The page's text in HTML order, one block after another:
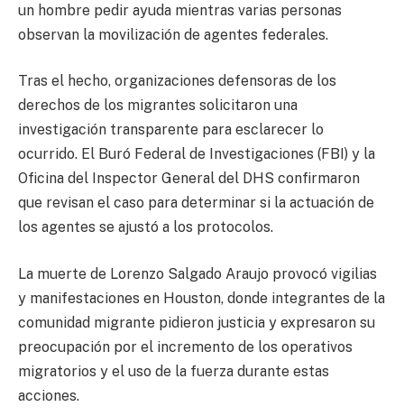
un hombre pedir ayuda mientras varias personas
observan la movilización de agentes federales.
Tras el hecho, organizaciones defensoras de los
derechos de los migrantes solicitaron una
investigación transparente para esclarecer lo
ocurrido. El Buró Federal de Investigaciones (FBI) y la
Oficina del Inspector General del DHS confirmaron
que revisan el caso para determinar si la actuación de
los agentes se ajustó a los protocolos.
La muerte de Lorenzo Salgado Araujo provocó vigilias
y manifestaciones en Houston, donde integrantes de la
comunidad migrante pidieron justicia y expresaron su
preocupación por el incremento de los operativos
migratorios y el uso de la fuerza durante estas
acciones.